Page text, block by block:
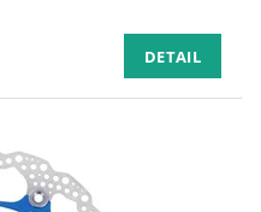
DETAIL